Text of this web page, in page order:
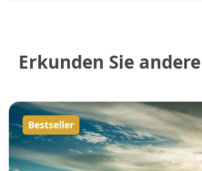
Erkunden Sie
Bestseller